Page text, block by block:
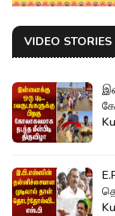
VIDEO STORIES